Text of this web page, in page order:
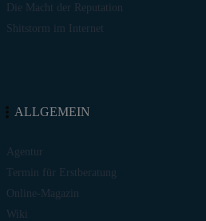
Die Macht der Reputation
Shitstorm im Internet
ALLGEMEIN
Agentur
Termin für Erstberatung
Online-Magazin
Wiki